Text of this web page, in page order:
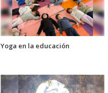
Yoga en la educación